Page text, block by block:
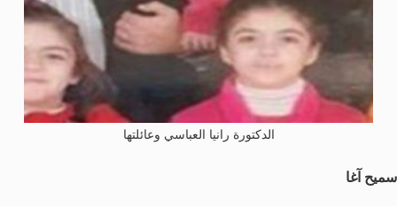
الدكتورة رانيا العباسي وعائلتها
سميح آغا